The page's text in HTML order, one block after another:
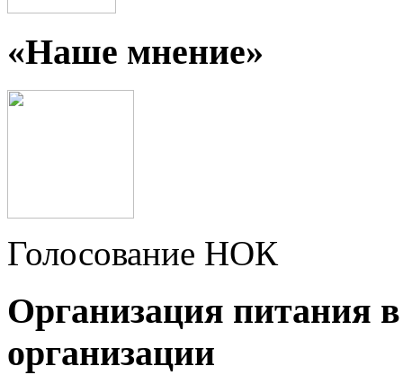
«Наше мнение»
Голосование НОК
Организация питания
организации